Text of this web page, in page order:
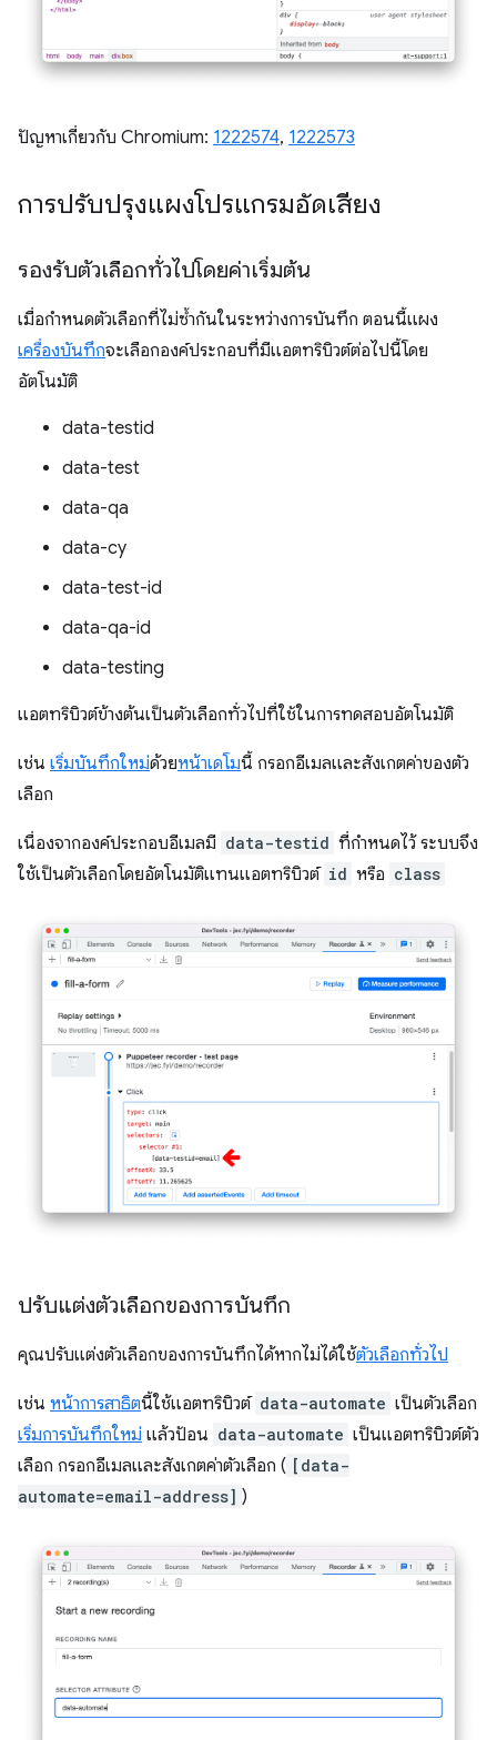
ปัญหาเกี่ยวกับ Chromium: 1222574, 1222573
การปรับปรุงแผงโปรแกรมอัดเสียง
รองรับตัวเลือกทั่วไปโดยค่าเริ่มต้น
เมื่อกำหนดตัวเลือกที่ไม่ซ้ำกันในระหว่างการบันทึก ตอนนี้แผง
เครื่องบันทึกจะเลือกองค์ประกอบที่มีแอตทริบิวต์ต่อไปนี้โดย
อัตโนมัติ
data-testid
data-test
data-qa
data-cy
data-test-id
data-qa-id
data-testing
แอตทริบิวต์ข้างต้นเป็นตัวเลือกทั่วไปที่ใช้ในการทดสอบอัตโนมัติ
เช่น เริ่มบันทึกใหม่ด้วยหน้าเดโมนี้ กรอกอีเมลและสังเกตค่าของตัว
เลือก
เนื่องจากองค์ประกอบอีเมลมี data-testid ที่กำหนดไว้ ระบบจึง
ใช้เป็นตัวเลือกโดยอัตโนมัติแทนแอตทริบิวต์ id หรือ class
ปรับแต่งตัวเลือกของการบันทึก
คุณปรับแต่งตัวเลือกของการบันทึกได้หากไม่ได้ใช้ตัวเลือกทั่วไป
เช่น หน้าการสาธิตนี้ใช้แอตทริบิวต์ data-automate เป็นตัวเลือก
เริ่มการบันทึกใหม่ แล้วป้อน data-automate เป็นแอตทริบิวต์ตัว
เลือก กรอกอีเมลและสังเกตค่าตัวเลือก ( [data-
automate=email-address] )